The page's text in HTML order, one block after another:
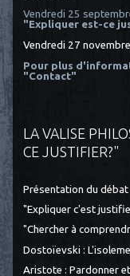
Vendredi 25
"Expliquer est-ce
Vendredi 27
Pour plus
"Contact"
LA VALISE
CE JUSTIFIER?"
Présentation du débat
"Expliquer c'est
"Chercher à
Dostoïevski :
Aristote : Pardonner